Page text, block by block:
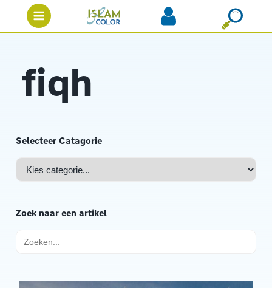
fiqh
Selecteer Catagorie
Zoek naar een artikel
naar: